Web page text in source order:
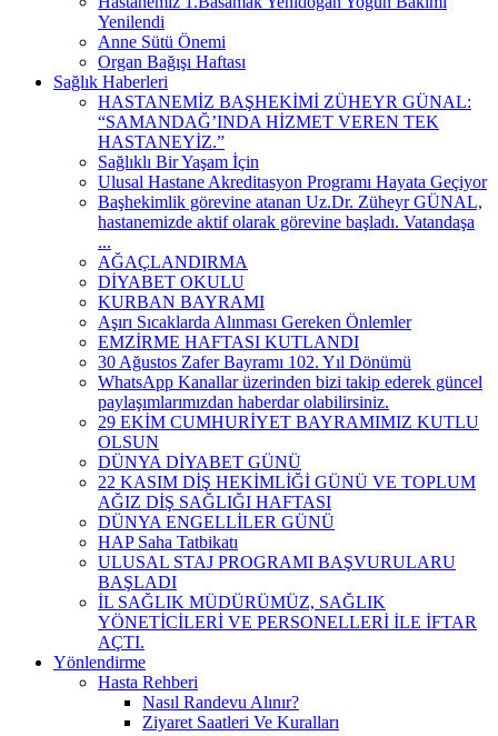
Yenilendi
Anne Sütü Önemi
Organ Bağışı Haftası
Sağlık Haberleri
HASTANEMİZ BAŞHEKİMİ ZÜHEYR GÜNAL:
“SAMANDAĞ’INDA HİZMET VEREN TEK
HASTANEYİZ.”
Sağlıklı Bir Yaşam İçin
Ulusal Hastane Akreditasyon Programı Hayata Geçiyor
Başhekimlik görevine atanan Uz.Dr. Züheyr GÜNAL,
hastanemizde aktif olarak görevine başladı. Vatandaşa
...
AĞAÇLANDIRMA
DİYABET OKULU
KURBAN BAYRAMI
Aşırı Sıcaklarda Alınması Gereken Önlemler
EMZİRME HAFTASI KUTLANDI
30 Ağustos Zafer Bayramı 102. Yıl Dönümü
WhatsApp Kanallar üzerinden bizi takip ederek güncel
paylaşımlarımızdan haberdar olabilirsiniz.
29 EKİM CUMHURİYET BAYRAMIMIZ KUTLU
OLSUN
DÜNYA DİYABET GÜNÜ
22 KASIM DİŞ HEKİMLİĞİ GÜNÜ VE TOPLUM
AĞIZ DİŞ SAĞLIĞI HAFTASI
DÜNYA ENGELLİLER GÜNÜ
HAP Saha Tatbikatı
ULUSAL STAJ PROGRAMI BAŞVURULARU
BAŞLADI
İL SAĞLIK MÜDÜRÜMÜZ, SAĞLIK
YÖNETİCİLERİ VE PERSONELLERİ İLE İFTAR
AÇTI.
Yönlendirme
Hasta Rehberi
Nasıl Randevu Alınır?
Ziyaret Saatleri Ve Kuralları